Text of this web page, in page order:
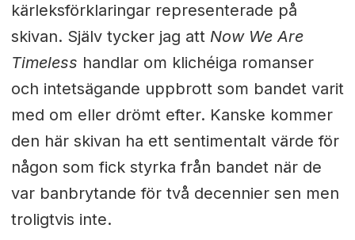
kärleksförklaringar representerade på
skivan. Själv tycker jag att Now We Are
Timeless handlar om klichéiga romanser
och intetsägande uppbrott som bandet varit
med om eller drömt efter. Kanske kommer
den här skivan ha ett sentimentalt värde för
någon som fick styrka från bandet när de
var banbrytande för två decennier sen men
troligtvis inte.